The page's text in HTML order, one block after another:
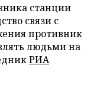
станции
связи с
противник
людьми на
РИА